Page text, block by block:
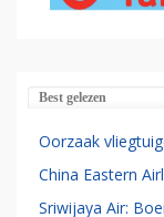
Best gelezen
Oorzaak
China Eastern
Sriwijaya Air: